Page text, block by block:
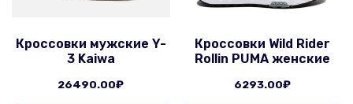
Кроссовки мужские Y-
3 Kaiwa
26490.00₽
Кроссовки Wild Rider
Rollin PUMA женские
6293.00₽